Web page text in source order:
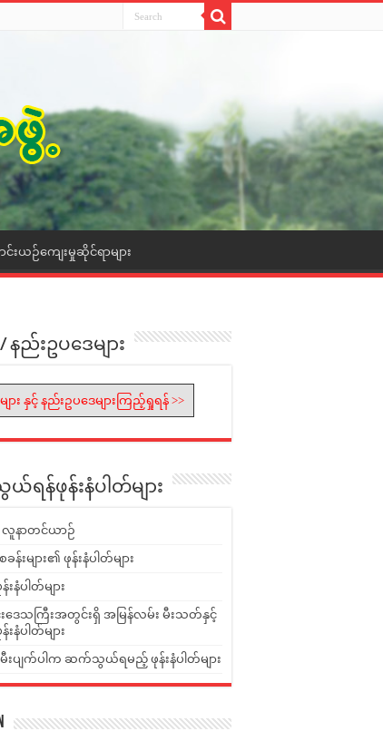
င်းယဉ်ကျေးမှုဆိုင်ရာများ
နည်းဥပဒေများ
ျား နှင့် နည်းဥပဒေများကြည့်ရှုရန် >>
န်ဖုန်းနံပါတ်များ
လူနာတင်ယာဉ်
းများ၏ ဖုန်းနံပါတ်များ
းနံပါတ်များ
ဒေသကြီးအတွင်းရှိ အမြန်လမ်း မီးသတ်နှင့်
းနံပါတ်များ
းပျက်ပါက ဆက်သွယ်ရမည့် ဖုန်းနံပါတ်များ